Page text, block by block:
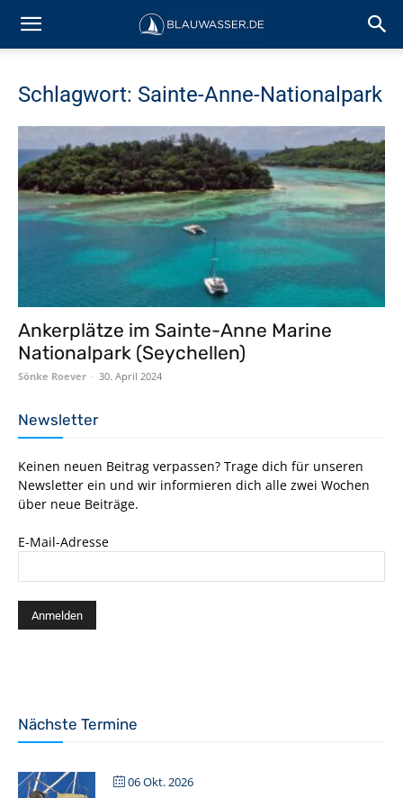
Schlagwort: Sainte-Anne-Nationalpark
Ankerplätze im Sainte-Anne Marine
Nationalpark (Seychellen)
Sönke Roever - 30. April 2024
Newsletter
Keinen neuen Beitrag verpassen? Trage dich für unseren
Newsletter ein und wir informieren dich alle zwei Wochen
über neue Beiträge.
E-Mail-Adresse
Nächste Termine
06 Okt. 2026